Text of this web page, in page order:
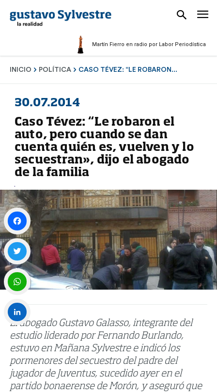
Martín Fierro en radio por Labor Periodística
INICIO POLÍTICA CASO TÉVEZ: “LE ROBARON...
30.07.2014
Caso Tévez: “Le robaron el
auto, pero cuando se dan
cuenta quién es, vuelven y lo
secuestran», dijo el abogado
de la familia
El abogado Gustavo Galasso, integrante del
estudio liderado por Fernando Burlando,
estuvo en Mañana Sylvestre e indicó los
pormenores del secuestro del padre del
jugador de Juventus, sucedido ayer en el
partido bonaerense de Morón, y aseguró que
Facebook
Twitter
WhatsApp
LinkedIn